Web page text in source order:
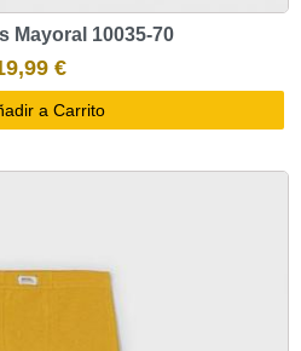
Mayoral 10035-70
€
a Carrito